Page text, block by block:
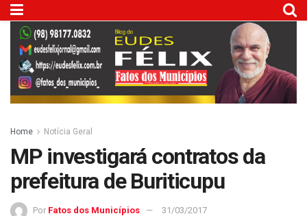
Home Notícia Geral
MP investigará contratos da
prefeitura de Buriticupu
Por Fatos dos Municípios 31/03/2017